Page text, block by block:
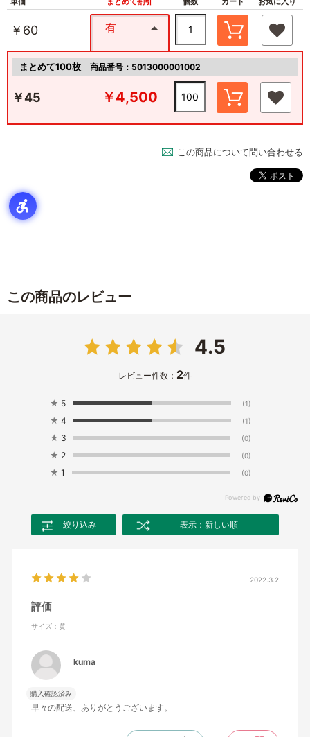
￥60 有
まとめて100枚 商品番号：5013000001002
￥45 ￥4,500
この商品について問い合わせる
この商品のレビュー
4.5
レビュー件数： 2件
★ 5 (1)
★ 4 (1)
★ 3 (0)
★ 2 (0)
★ 1 (0)
絞り込み 表示：新しい順
2022.3.2
評価
サイズ：黄
kuma
購入確認済み
早々の配送、ありがとうございます。